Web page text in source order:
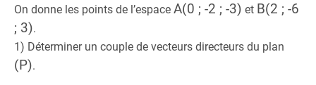
On donne les points de l’espace A(0 ; -2 ; -3) et B(2 ; -6
; 3).
1) Déterminer un couple de vecteurs directeurs du plan
(P).